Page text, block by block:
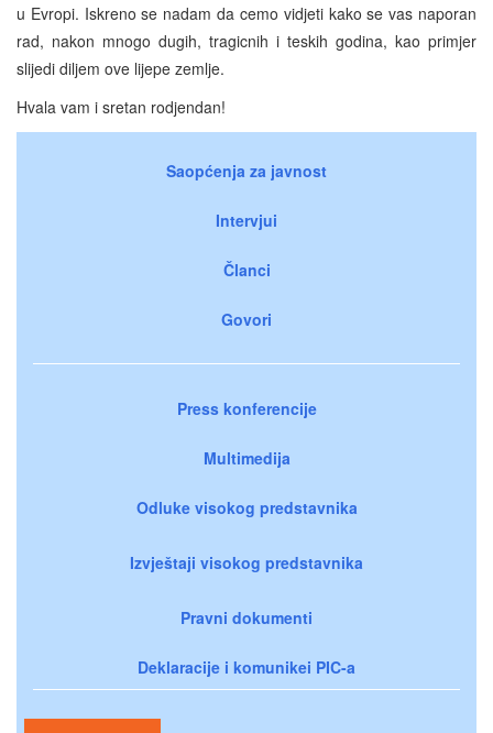
u Evropi. Iskreno se nadam da cemo vidjeti kako se vas naporan
rad, nakon mnogo dugih, tragicnih i teskih godina, kao primjer
slijedi diljem ove lijepe zemlje.
Hvala vam i sretan rodjendan!
Saopćenja za javnost
Intervjui
Članci
Govori
Press konferencije
Multimedija
Odluke visokog predstavnika
Izvještaji visokog predstavnika
Pravni dokumenti
Deklaracije i komunikei PIC-a